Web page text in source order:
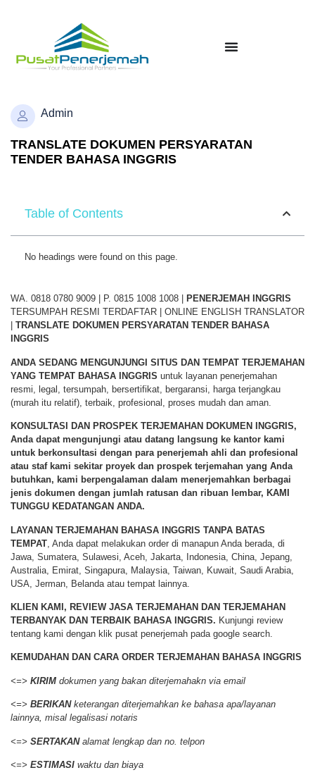
Admin
TRANSLATE DOKUMEN PERSYARATAN
TENDER BAHASA INGGRIS
Table of Contents
No headings were found on this page.
WA. 0818 0780 9009 | P. 0815 1008 1008 | PENERJEMAH
INGGRIS
TERSUMPAH RESMI TERDAFTAR | ONLINE ENGLISH TRANSLATOR
TRANSLATE DOKUMEN PERSYARATAN TENDER BAHASA
INGGRIS
ANDA SEDANG MENGUNJUNGI SITUS DAN TEMPAT TERJEMAHAN
YANG TEMPAT BAHASA INGGRIS untuk layanan penerjemahan
resmi, legal, tersumpah, bersertifikat, bergaransi, harga terjangkau
(murah itu relatif), terbaik, profesional, proses mudah dan aman.
KONSULTASI DAN PROSPEK TERJEMAHAN DOKUMEN INGGRIS,
Anda dapat mengunjungi atau datang langsung ke kantor kami
untuk berkonsultasi dengan para penerjemah ahli dan profesional
atau staf kami sekitar proyek dan prospek terjemahan yang Anda
butuhkan, kami berpengalaman dalam menerjemahkan berbagai
jenis dokumen dengan jumlah ratusan dan ribuan lembar, KAMI
TUNGGU KEDATANGAN ANDA.
LAYANAN TERJEMAHAN BAHASA INGGRIS TANPA BATAS
TEMPAT , Anda dapat melakukan order di manapun Anda berada, di
Jawa, Sumatera, Sulawesi, Aceh, Jakarta, Indonesia, China, Jepang,
Australia, Emirat, Singapura, Malaysia, Taiwan, Kuwait, Saudi Arabia,
USA, Jerman, Belanda atau tempat lainnya.
KLIEN KAMI, REVIEW JASA TERJEMAHAN DAN TERJEMAHAN
TERBANYAK DAN TERBAIK BAHASA INGGRIS. Kunjungi review
tentang kami dengan klik pusat penerjemah pada google search.
KEMUDAHAN DAN CARA ORDER TERJEMAHAN BAHASA INGGRIS
<=> KIRIM dokumen yang bakan diterjemahakn via email
<=> BERIKANketerangan diterjemahkan ke bahasa apa/layanan
lainnya, misal legalisasi notaris
<=> SERTAKANalamat lengkap dan no. telpon
<=> ESTIMASI waktu dan biaya